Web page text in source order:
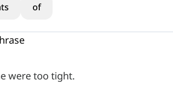
of
were too tight.